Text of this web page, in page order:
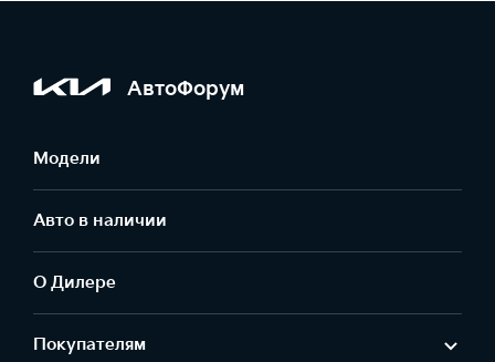
АвтоФорум
Модели
Авто в наличии
О Дилере
Покупателям